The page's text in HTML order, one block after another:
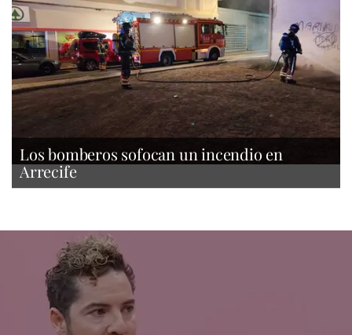
Los bomberos sofocan un incendio en
Arrecife